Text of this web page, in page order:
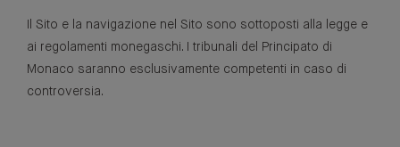
Il Sito e la navigazione nel Sito sono sottoposti alla legge e
ai regolamenti monegaschi. I tribunali del Principato di
Monaco saranno esclusivamente competenti in caso di
controversia.